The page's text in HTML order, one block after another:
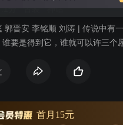
神话
郭晋安 李铭顺 刘涛 | 传说中有
谁要是得到它，谁就可以许三个
小仙子杯仙负责看守，谁知杯仙
须待奉满一千个主人，方可考虑
首月15元